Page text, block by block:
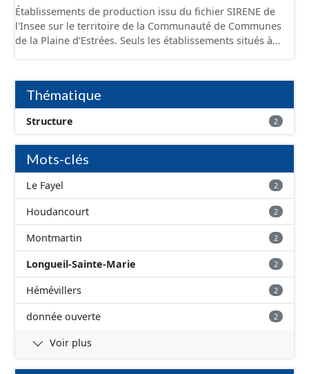
Établissements de production issu du fichier SIRENE de
l'Insee sur le territoire de la Communauté de Communes
de la Plaine d'Estrées. Seuls les établissements situés à
conformément aux prescriptions du standard CNIG Sites
Économiques. Ce lot ne contient pas la référence aux
terrains à vocation économique à ce jour. Il est filtré au-
delà des prescriptions du CNIG se limitant aux SCI.
Thématique
Structure 2
Mots-clés
Le Fayel 2
Houdancourt 2
Montmartin 2
Longueil-Sainte-Marie 2
Hémévillers 2
donnée ouverte 2
Voir plus